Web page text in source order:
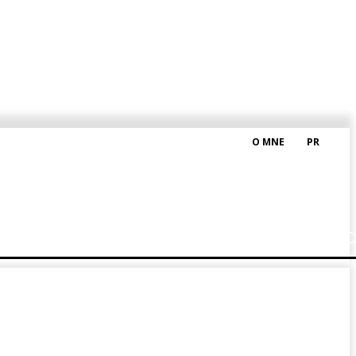
O MNE PR